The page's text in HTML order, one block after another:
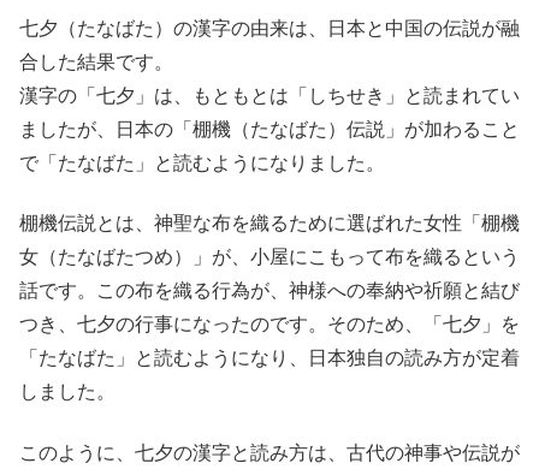
七夕（たなばた）の漢字の由来は、日本と中国の伝説が融
合した結果です。
漢字の「七夕」は、もともとは「しちせき」と読まれてい
ましたが、日本の「棚機（たなばた）伝説」が加わること
で「たなばた」と読むようになりました。
棚機伝説とは、神聖な布を織るために選ばれた女性「棚機
女（たなばたつめ）」が、小屋にこもって布を織るという
話です。この布を織る行為が、神様への奉納や祈願と結び
つき、七夕の行事になったのです。そのため、「七夕」を
「たなばた」と読むようになり、日本独自の読み方が定着
しました。
このように、七夕の漢字と読み方は、古代の神事や伝説が